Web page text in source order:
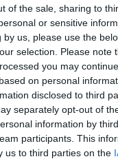
of the sale, sharing to
or sensitive
by us, please use the
selection. Please note
you may
on personal
disclosed to third
separately opt-out of
information by
participants. This
us to third parties on the
τρόπων
εξετάζει το
και βουλευτικές
συνεχιζόμενων
έτος», αναφέρεται
με την SVR, η